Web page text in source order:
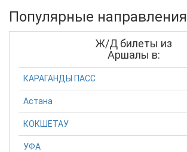
Популярные направления
Ж/Д билеты из
Аршалы в:
КАРАГАНДЫ ПАСС
Астана
КОКШЕТАУ
УФА